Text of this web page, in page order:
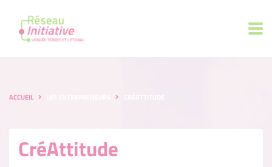
ACCUEIL
CréAttitude